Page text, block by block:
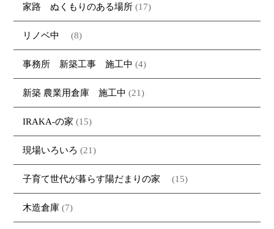
家路 ぬくもりのある場所 (17)
リノベ中 (8)
事務所 新築工事 施工中 (4)
新築 農業用倉庫 施工中 (21)
IRAKA-の家 (15)
現場いろいろ (21)
子育て世代が暮らす陽だまりの家 (15)
木造倉庫 (7)